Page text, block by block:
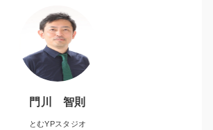
門川 智則
とむYPスタジオ